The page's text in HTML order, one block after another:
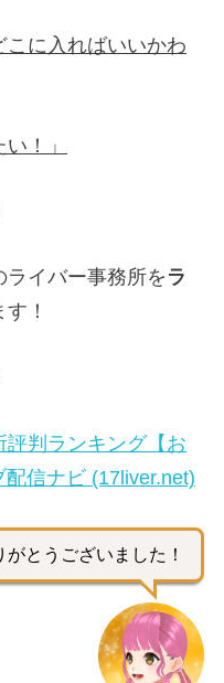
こに入ればいいかわ
！」
イバー事務所をラ
！
判ランキング【お
信ナビ (17liver.net)
とうございました！